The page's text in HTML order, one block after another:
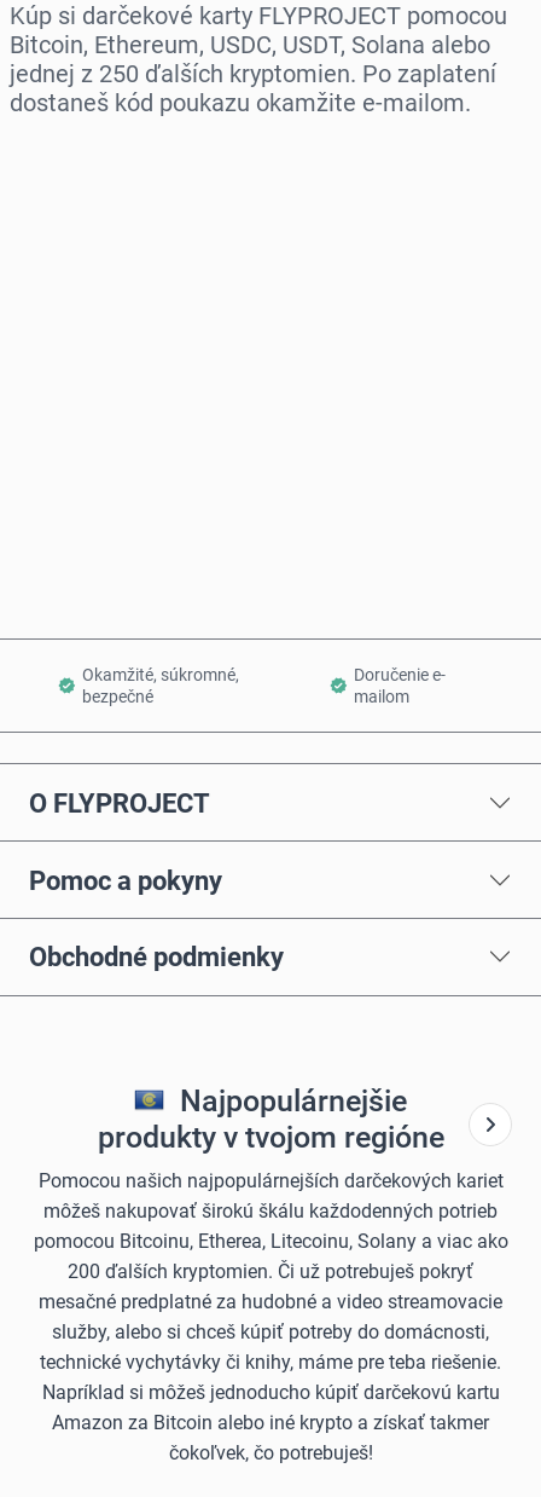
Kúp si darčekové karty FLYPROJECT pomocou
Bitcoin, Ethereum, USDC, USDT, Solana alebo
jednej z 250 ďalších kryptomien. Po zaplatení
dostaneš kód poukazu okamžite e-mailom.
Okamžité, súkromné,
bezpečné
Doručenie e-
mailom
O FLYPROJECT
Pomoc a pokyny
Obchodné podmienky
Najpopulárnejšie
produkty v tvojom regióne
Pomocou našich najpopulárnejších darčekových kariet
môžeš nakupovať širokú škálu každodenných potrieb
pomocou Bitcoinu, Etherea, Litecoinu, Solany a viac ako
200 ďalších kryptomien. Či už potrebuješ pokryť
mesačné predplatné za hudobné a video streamovacie
služby, alebo si chceš kúpiť potreby do domácnosti,
technické vychytávky či knihy, máme pre teba riešenie.
Napríklad si môžeš jednoducho kúpiť darčekovú kartu
Amazon za Bitcoin alebo iné krypto a získať takmer
čokoľvek, čo potrebuješ!